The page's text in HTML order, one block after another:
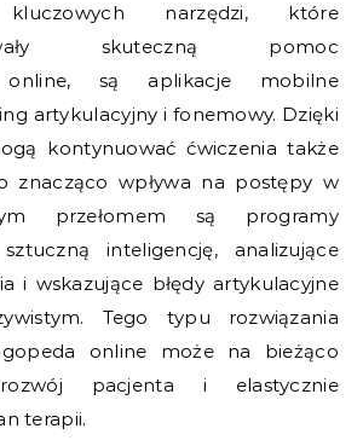
narzędzi, które
skuteczną pomoc
online, są aplikacje mobilne
artykulacyjny i fonemowy. Dzięki
kontynuować ćwiczenia także
znacząco wpływa na postępy w
przełomem są programy
inteligencję, analizujące
i wskazujące błędy artykulacyjne
Tego typu rozwiązania
online może na bieżąco
pacjenta i elastycznie
terapii.